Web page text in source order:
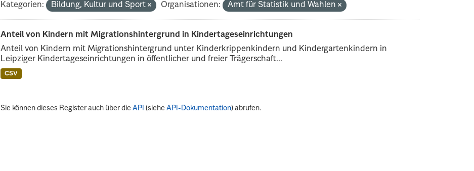
Kategorien:
Bildung, Kultur und Sport Organisationen: Amt für Statistik und Wahlen
Anteil von Kindern mit Migrationshintergrund in Kindertageseinrichtungen
Anteil von Kindern mit Migrationshintergrund unter Kinderkrippenkindern und Kindergartenkindern in
Leipziger Kindertageseinrichtungen in öffentlicher und freier Trägerschaft...
CSV
Sie können dieses Register auch über dieAPI (sieheAPI-Dokumentation) abrufen.